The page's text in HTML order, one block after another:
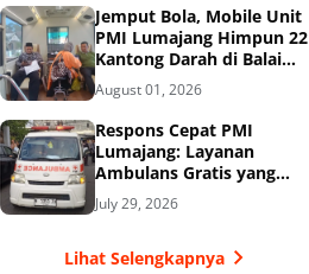
Jemput Bola, Mobile Unit
PMI Lumajang Himpun 22
Kantong Darah di Balai
Desa Jatirejo Kunir
August 01, 2026
Respons Cepat PMI
Lumajang: Layanan
Ambulans Gratis yang
Wajib Diketahui Warga
July 29, 2026
Lihat Selengkapnya